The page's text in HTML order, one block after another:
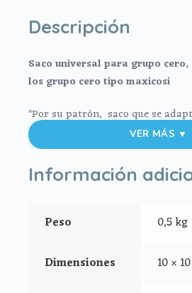
bodoques
cantidad
Descripción
Saco universal para grupo
los grupo cero tipo maxicosi
*Por su patrón, saco que se
grupos cero tipo maxicosi.
*Funda del saco en tejido en napoles
con lacito
VER MÁS ▼
Información
Peso 0,5 kg
Dimensiones 10 ×